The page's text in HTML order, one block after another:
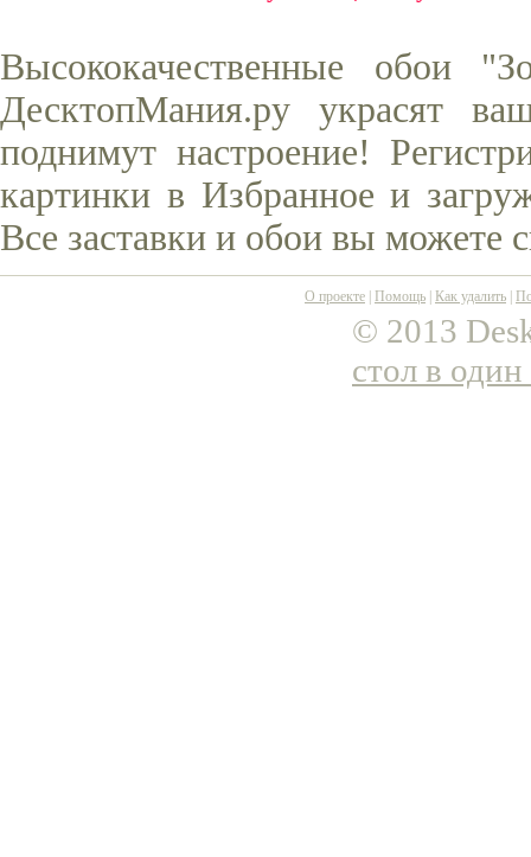
Высококачественные обои
ДесктопМания.ру украсят
поднимут настроение!
картинки в Избранное и
Все заставки и обои вы можете
О проекте Помощь Как удалить
© 2013
стол в